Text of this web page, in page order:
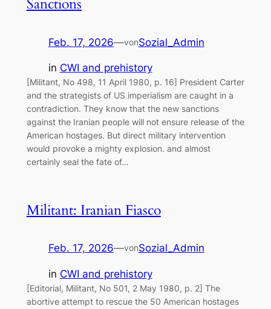
Sanctions
Feb. 17, 2026—vonSozial_Admin
in CWI and prehistory
[Militant, No 498, 11 April 1980, p. 16] President Carter
and the strategists of US imperialism are caught in a
contradiction. They know that the new sanctions
against the Iranian people will not ensure release of the
American hostages. But direct military intervention
would provoke a mighty explosion. and almost
certainly seal the fate of…
Militant: Iranian Fiasco
Feb. 17, 2026—vonSozial_Admin
in CWI and prehistory
[Editorial, Militant, No 501, 2 May 1980, p. 2] The
abortive attempt to rescue the 50 American hostages